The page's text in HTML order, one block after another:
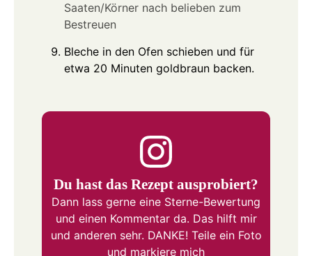
Saaten/Körner nach belieben zum
Bestreuen
Bleche in den Ofen schieben und für
etwa 20 Minuten goldbraun backen.
Du hast das Rezept ausprobiert?
Dann lass gerne eine Sterne-Bewertung
und einen Kommentar da. Das hilft mir
und anderen sehr. DANKE! Teile ein Foto
und markiere mich